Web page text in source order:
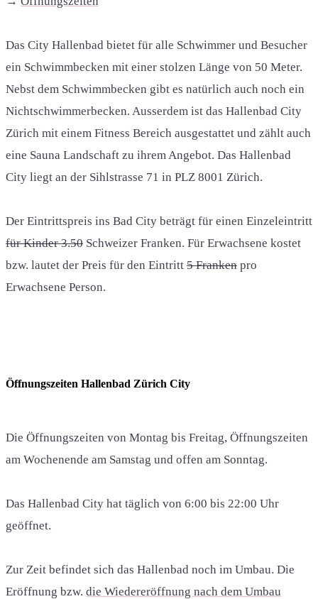
Das City Hallenbad bietet für alle Schwimmer und Besucher
ein Schwimmbecken mit einer stolzen Länge von 50 Meter.
Nebst dem Schwimmbecken gibt es natürlich auch noch ein
Nichtschwimmerbecken. Ausserdem ist das Hallenbad City
Zürich mit einem Fitness Bereich ausgestattet und zählt auch
eine Sauna Landschaft zu ihrem Angebot. Das Hallenbad
City liegt an der Sihlstrasse 71 in PLZ 8001 Zürich.
Der Eintrittspreis ins Bad City beträgt für einen Einzeleintritt
für Kinder 3.50 Schweizer Franken. Für Erwachsene kostet
bzw. lautet der Preis für den Eintritt 5 Franken pro
Erwachsene Person.
Öffnungszeiten Hallenbad Zürich City
Die Öffnungszeiten von Montag bis Freitag, Öffnungszeiten
am Wochenende am Samstag und offen am Sonntag.
Das Hallenbad City hat täglich von 6:00 bis 22:00 Uhr
geöffnet.
Zur Zeit befindet sich das Hallenbad noch im Umbau. Die
Eröffnung bzw. die Wiedereröffnung nach dem Umbau